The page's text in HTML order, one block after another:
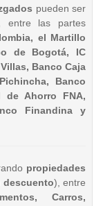
pueden ser
entre las partes
el Martillo
de Bogotá, IC
Banco Caja
Banco
de Ahorro FNA,
Finandina y
propiedades
descuento), entre
Carros,